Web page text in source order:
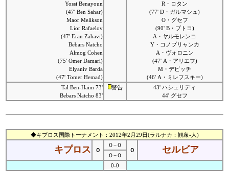
Yossi Benayoun
(47' Ben Sahar)
Maor Melikson
Lior Rafaelov
(47' Eran Zahavi)
Bebars Natcho
Almog Cohen
(75' Omer Damari)
Elyaniv Barda
(47' Tomer Hemad)
R・ロタン
(77' D・ガルマシュ)
O・グセフ
(90' B・ブトコ)
A・ヤルモレンコ
Y・コノプリャンカ
A・ヴォロニン
(47' A・アリエフ)
M・デビッチ
(46' A・ミレフスキー)
Tal Ben-Haim 73'
Bebars Natcho 83'
警告
43' ハシェリディ
44' グセフ
◆キプロス国際トーナメント：2012年2月29日(ラルナカ：観衆-人)
キプロス ０
０−０
０
セルビア
０−０
0-0